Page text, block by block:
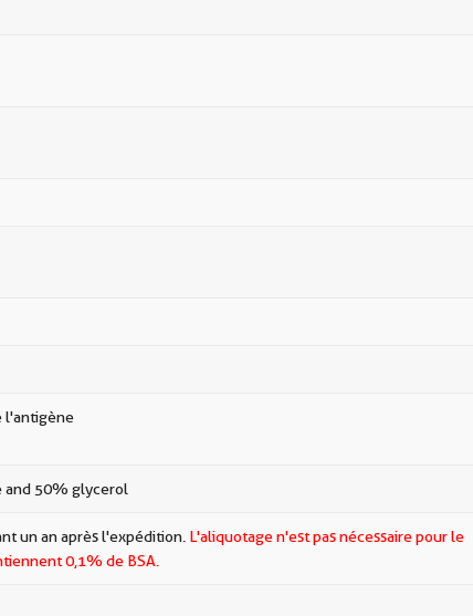
l'antigène
and 50% glycerol
un an après l'expédition. L'aliquotage n'est pas nécessaire pour le
0,1% de BSA.